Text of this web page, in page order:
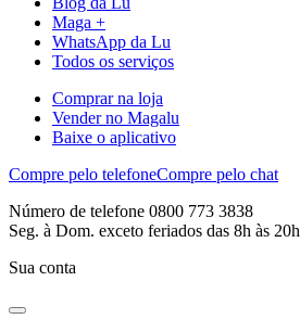
Maga +
WhatsApp da Lu
Todos os serviços
Comprar na loja
Vender no Magalu
Baixe o aplicativo
Compre pelo telefoneCompre pelo chat
Número de telefone 0800 773 3838
Seg. à Dom. exceto feriados das 8h às 20h
Sua conta